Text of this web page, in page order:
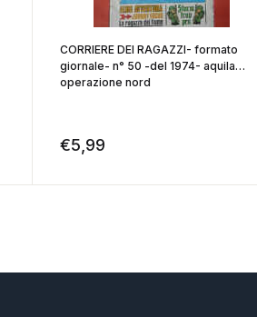
CORRIERE DEI RAGAZZI- formato
giornale- n° 50 -del 1974- aquila
operazione nord
€5,99